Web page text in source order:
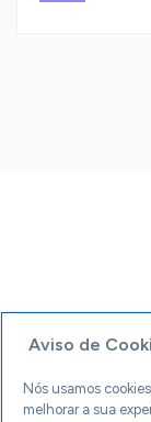
Aviso de
Nós usamos
melhorar a sua